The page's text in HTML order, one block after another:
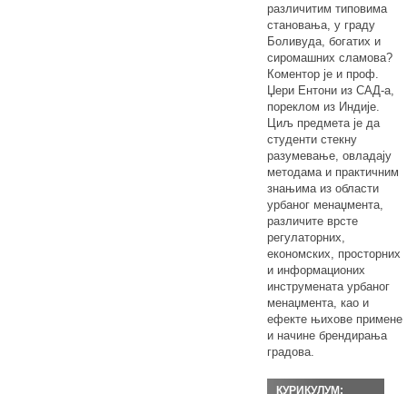
различитим типовима
становања, у граду
Боливуда, богатих и
сиромашних сламова?
Коментор је и проф.
Џери Ентони из САД-а,
пореклом из Индије.
Циљ предмета је да
студенти стекну
разумевање, овладају
методама и практичним
знањима из области
урбаног менаџмента,
различите врсте
регулаторних,
економских, просторних
и информационих
инструмената урбаног
менаџмента, као и
ефекте њихове примене
и начине брендирања
градова.
КУРИКУЛУМ: